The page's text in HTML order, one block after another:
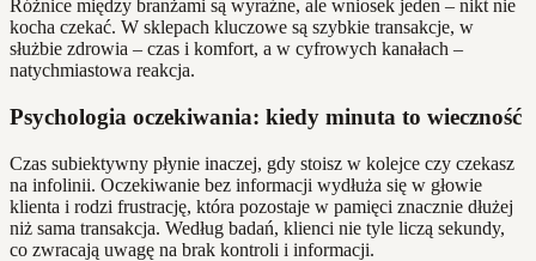
Różnice między branżami są wyraźne, ale wniosek jeden – nikt nie
kocha czekać. W sklepach kluczowe są szybkie transakcje, w
służbie zdrowia – czas i komfort, a w cyfrowych kanałach –
natychmiastowa reakcja.
Psychologia oczekiwania: kiedy minuta to wieczność
Czas subiektywny płynie inaczej, gdy stoisz w kolejce czy czekasz
na infolinii. Oczekiwanie bez informacji wydłuża się w głowie
klienta i rodzi frustrację, która pozostaje w pamięci znacznie dłużej
niż sama transakcja. Według badań, klienci nie tyle liczą sekundy,
co zwracają uwagę na brak kontroli i informacji.